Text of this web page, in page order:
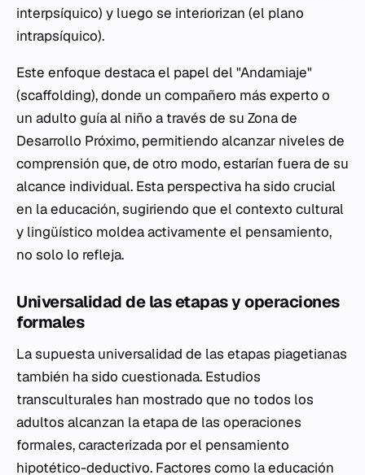
interpsíquico) y luego se interiorizan (el plano
intrapsíquico).
Este enfoque destaca el papel del "Andamiaje"
(scaffolding), donde un compañero más experto o
un adulto guía al niño a través de su Zona de
Desarrollo Próximo, permitiendo alcanzar niveles de
comprensión que, de otro modo, estarían fuera de su
alcance individual. Esta perspectiva ha sido crucial
en la educación, sugiriendo que el contexto cultural
y lingüístico moldea activamente el pensamiento,
no solo lo refleja.
Universalidad de las etapas y operaciones
formales
La supuesta universalidad de las etapas piagetianas
también ha sido cuestionada. Estudios
transculturales han mostrado que no todos los
adultos alcanzan la etapa de las operaciones
formales, caracterizada por el pensamiento
hipotético-deductivo. Factores como la educación